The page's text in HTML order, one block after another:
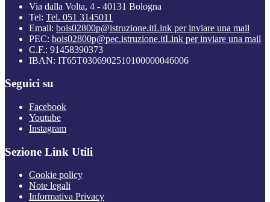
Via dalla Volta, 4 - 40131 Bologna
Tel: Tel. 051 3145011
Email: bois02800p@istruzione.itLink per inviare una mail
PEC: bois02800p@pec.istruzione.itLink per inviare una mail
C.F.: 91458390373
IBAN: IT65T0306902510100000046006
Seguici su
Facebook
Youtube
Instagram
Sezione Link Utili
Cookie policy
Note legali
Informativa Privacy